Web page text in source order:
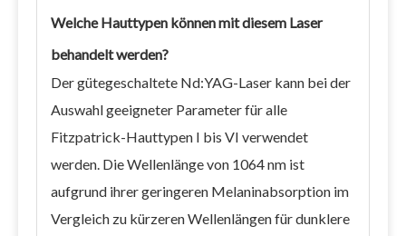
Welche Hauttypen können mit diesem Laser
behandelt werden?
Der gütegeschaltete Nd:YAG-Laser kann bei der
Auswahl geeigneter Parameter für alle
Fitzpatrick-Hauttypen I bis VI verwendet
werden. Die Wellenlänge von 1064 nm ist
aufgrund ihrer geringeren Melaninabsorption im
Vergleich zu kürzeren Wellenlängen für dunklere